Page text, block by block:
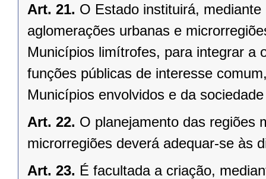
Art. 21. O Estado instituirá,
aglomerações urbanas e
Municípios limítrofes, para integrar a
funções públicas de interesse
Municípios envolvidos e da
Art. 22. O planejamento das regiões
microrregiões deverá adequar-se às
Art. 23. É facultada a criação,